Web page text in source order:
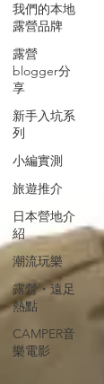
我們的本地
露營品牌
露營
blogger分
享
新手入坑系
列
小編實測
旅遊推介
日本營地介
紹
潮流玩樂
露營・遠足
熱點
CAMPER音
樂電影